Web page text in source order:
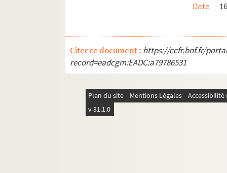
Date
Citer ce document : https://ccfr.bnf.fr/
record=eadcgm:EADC:a79786531
Plan du site Mentions Légales
v 31.1.0